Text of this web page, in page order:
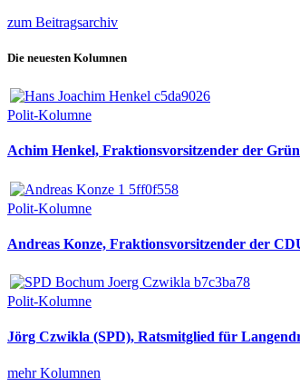
zum Beitragsarchiv
Die neuesten Kolumnen
Polit-Kolumne
Achim Henkel, Fraktionsvorsitzender der
Polit-Kolumne
Andreas Konze, Fraktionsvorsitzender der
Polit-Kolumne
Jörg Czwikla (SPD), Ratsmitglied für
mehr Kolumnen